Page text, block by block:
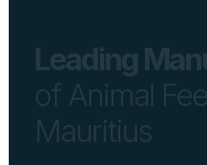
Leading
of Animal
Mauritius